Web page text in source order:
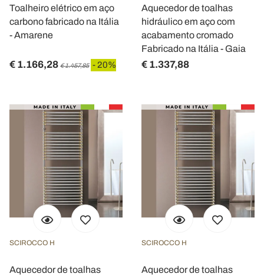
Toalheiro elétrico em aço
carbono fabricado na Itália
- Amarene
€ 1.166,28 € 1.457,85 - 20%
Aquecedor de toalhas
hidráulico em aço com
acabamento cromado
Fabricado na Itália - Gaia
€ 1.337,88
SCIROCCO H
Aquecedor de toalhas
SCIROCCO H
Aquecedor de toalhas